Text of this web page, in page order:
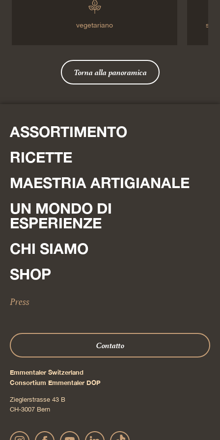
vegetariano
Torna alla panoramica
ASSORTIMENTO
RICETTE
MAESTRIA ARTIGIANALE
UN MONDO DI
ESPERIENZE
CHI SIAMO
SHOP
Press
Contatto
Emmentaler Switzerland
Consortium Emmentaler DOP
Zieglerstrasse 43 B
CH-3007 Bern